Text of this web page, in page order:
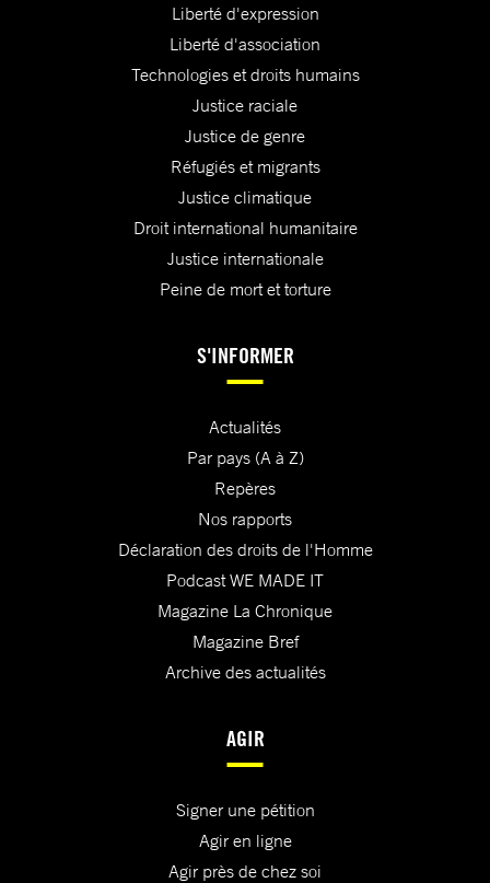
Liberté d'expression
Liberté d'association
Technologies et droits humains
Justice raciale
Justice de genre
Réfugiés et migrants
Justice climatique
Droit international humanitaire
Justice internationale
Peine de mort et torture
S'INFORMER
Actualités
Par pays (A à Z)
Repères
Nos rapports
Déclaration des droits de l'Homme
Podcast WE MADE IT
Magazine La Chronique
Magazine Bref
Archive des actualités
AGIR
Signer une pétition
Agir en ligne
Agir près de chez soi